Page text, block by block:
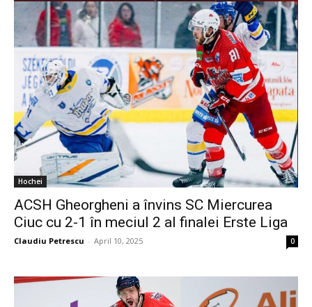
Hochei
ACSH Gheorgheni a învins SC Miercurea
Ciuc cu 2-1 în meciul 2 al finalei Erste Liga
Claudiu Petrescu - April 10, 2025 0